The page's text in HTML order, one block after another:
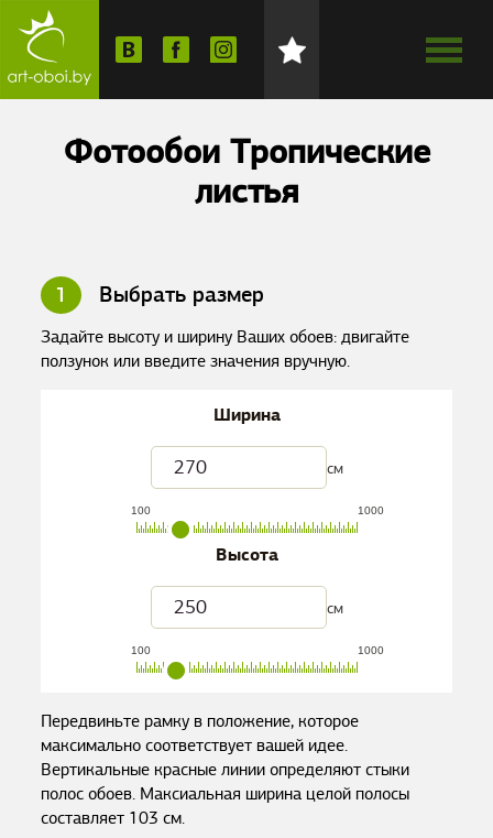
Фотообои Тропические
листья
1 Выбрать размер
Задайте высоту и ширину Ваших обоев: двигайте
ползунок или введите значения вручную.
Ширина
см
100 1000
Высота
см
100 1000
Передвиньте рамку в положение, которое
максимально соответствует вашей идее.
Вертикальные красные линии определяют стыки
полос обоев. Максиальная ширина целой полосы
составляет 103 см.